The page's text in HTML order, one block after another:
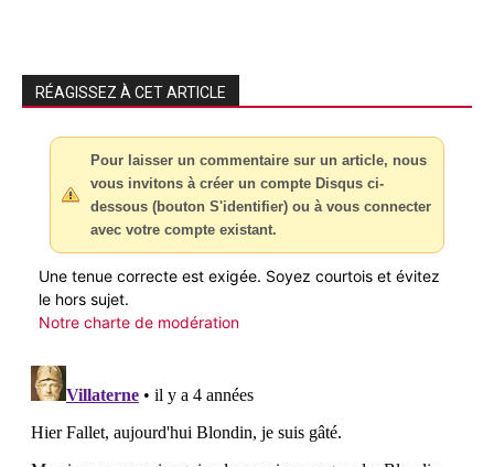
RÉAGISSEZ À CET ARTICLE
Pour laisser un commentaire sur un article, nous
vous invitons à créer un compte Disqus ci-
dessous (bouton S'identifier) ou à vous connecter
avec votre compte existant.
Une tenue correcte est exigée. Soyez courtois et évitez
le hors sujet.
Notre charte de modération